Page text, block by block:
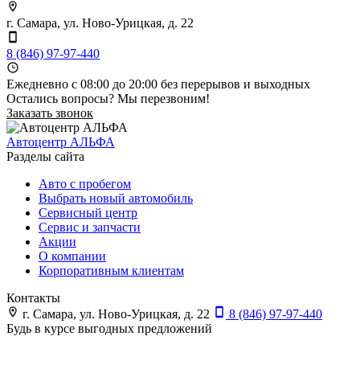
г. Самара, ул. Ново-Урицкая, д. 22
8 (846) 97-97-440
Ежедневно с 08:00 до 20:00 без перерывов и выходных
Остались вопросы? Мы перезвоним!
Заказать звонок
Автоцентр АЛЬФА
Разделы сайта
Авто с пробегом
Выбрать новый автомобиль
Сервисный центр
Сервис и запчасти
Акции
О компании
Корпоративным клиентам
Контакты
г. Самара, ул. Ново-Урицкая, д. 22
8 (846) 97-97-440
Будь в курсе выгодных предложений